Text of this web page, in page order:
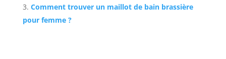
Comment trouver un maillot de bain brassière
pour femme ?